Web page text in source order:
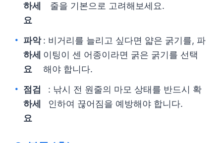
하세
요
줄을 기본으로 고려해보세요.
파악
하세
요
: 비거리를 늘리고 싶다면 얇은 굵기를, 파
이팅이 센 어종이라면 굵은 굵기를 선택
해야 합니다.
점검
하세
요
: 낚시 전 원줄의 마모 상태를 반드시 확
인하여 끊어짐을 예방해야 합니다.